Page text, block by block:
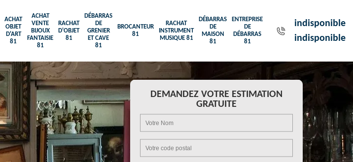
ACHAT
OBJET
D'ART
81
ACHAT
VENTE
BIJOUX
FANTAISIE
81
RACHAT
D'OBJET
81
DÉBARRAS
DE
GRENIER
ET CAVE
81
BROCANTEUR
81
RACHAT
INSTRUMENT
MUSIQUE 81
DÉBARRAS
DE
MAISON
81
ENTREPRISE
DE
DÉBARRAS
81
indisponible
indisponible
DEMANDEZ VOTRE ESTIMATION
GRATUITE